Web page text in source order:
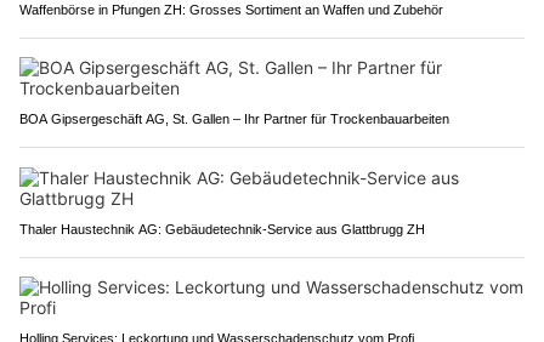
Waffenbörse in Pfungen ZH: Grosses Sortiment an Waffen und Zubehör
BOA Gipsergeschäft AG, St. Gallen – Ihr Partner für Trockenbauarbeiten
Thaler Haustechnik AG: Gebäudetechnik-Service aus Glattbrugg ZH
Holling Services: Leckortung und Wasserschadenschutz vom Profi